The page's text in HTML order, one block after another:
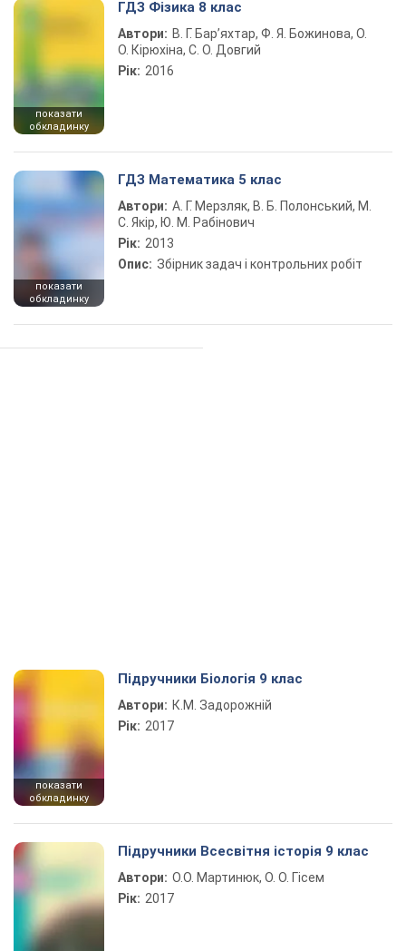
показати
обкладинку
ГДЗ Фізика 8 клас
Автори: В. Г. Бар’яхтар, Ф. Я. Божинова, О.
О. Кірюхіна, С. О. Довгий
Рік: 2016
показати
обкладинку
ГДЗ Математика 5 клас
Автори: А. Г. Мерзляк, В. Б. Полонський, М.
С. Якір, Ю. М. Рабінович
Рік: 2013
Опис: Збірник задач і контрольних робіт
показати
обкладинку
Підручники Біологія 9 клас
Автори: К.М. Задорожній
Рік: 2017
Підручники Всесвітня історія 9 клас
Автори: О.О. Мартинюк, О. О. Гісем
Рік: 2017